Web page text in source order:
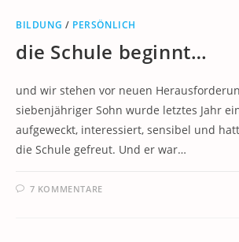
BILDUNG / PERSÖNLICH
die Schule beginnt…
und wir stehen vor neuen
siebenjähriger Sohn wurde letztes Jahr
aufgeweckt, interessiert, sensibel und
die Schule gefreut. Und er war…
7 KOMMENTARE